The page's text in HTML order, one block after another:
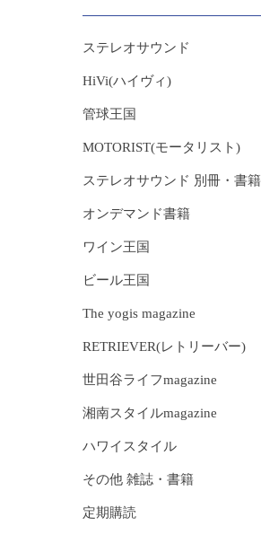
ステレオサウンド
HiVi(ハイヴィ)
管球王国
MOTORIST(モータリスト)
ステレオサウンド 別冊・書籍
オンデマンド書籍
ワイン王国
ビール王国
The yogis magazine
RETRIEVER(レトリーバー)
世田谷ライフmagazine
湘南スタイルmagazine
ハワイスタイル
その他 雑誌・書籍
定期購読